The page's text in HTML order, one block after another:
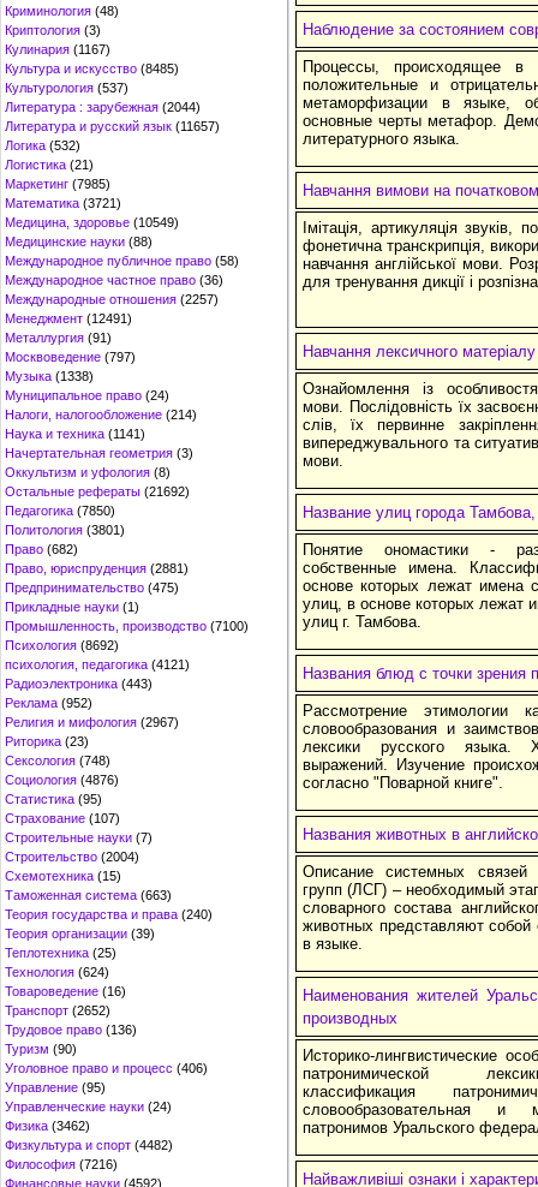
Криминология (48)
Криптология (3)
Кулинария (1167)
Культура и искусство (8485)
Культурология (537)
Литература : зарубежная (2044)
Литература и русский язык (11657)
Логика (532)
Логистика (21)
Маркетинг (7985)
Математика (3721)
Медицина, здоровье (10549)
Медицинские науки (88)
Международное публичное право (58)
Международное частное право (36)
Международные отношения (2257)
Менеджмент (12491)
Металлургия (91)
Москвоведение (797)
Музыка (1338)
Муниципальное право (24)
Налоги, налогообложение (214)
Наука и техника (1141)
Начертательная геометрия (3)
Оккультизм и уфология (8)
Остальные рефераты (21692)
Педагогика (7850)
Политология (3801)
Право (682)
Право, юриспруденция (2881)
Предпринимательство (475)
Прикладные науки (1)
Промышленность, производство (7100)
Психология (8692)
психология, педагогика (4121)
Радиоэлектроника (443)
Реклама (952)
Религия и мифология (2967)
Риторика (23)
Сексология (748)
Социология (4876)
Статистика (95)
Страхование (107)
Строительные науки (7)
Строительство (2004)
Схемотехника (15)
Таможенная система (663)
Теория государства и права (240)
Теория организации (39)
Теплотехника (25)
Технология (624)
Товароведение (16)
Транспорт (2652)
Трудовое право (136)
Туризм (90)
Уголовное право и процесс (406)
Управление (95)
Управленческие науки (24)
Физика (3462)
Физкультура и спорт (4482)
Философия (7216)
Финансовые науки (4592)
Наблюдение за состоянием
Процессы, происходящее в
положительные и
метаморфизации в языке,
основные черты метафор.
литературного языка.
Навчання вимови на
Імітація, артикуляція звуків,
фонетична транскрипція,
навчання англійської мови.
для тренування дикції і
Навчання лексичного матеріалу
Ознайомлення із
мови. Послідовність їх
слів, їх первинне
випереджувального та
мови.
Название улиц города
Понятие ономастики -
собственные имена.
основе которых лежат имена
улиц, в основе которых лежат
улиц г. Тамбова.
Названия блюд с точки зрения
Рассмотрение этимологии
словообразования и
лексики русского языка.
выражений. Изучение
согласно "Поварной книге".
Названия животных в
Описание системных связей
групп (ЛСГ) – необходимый
словарного состава
животных представляют собой
в языке.
Наименования жителей
производных
Историко-лингвистические
патронимической
классификация
словообразовательная и
патронимов Уральского
Найважливіші ознаки і